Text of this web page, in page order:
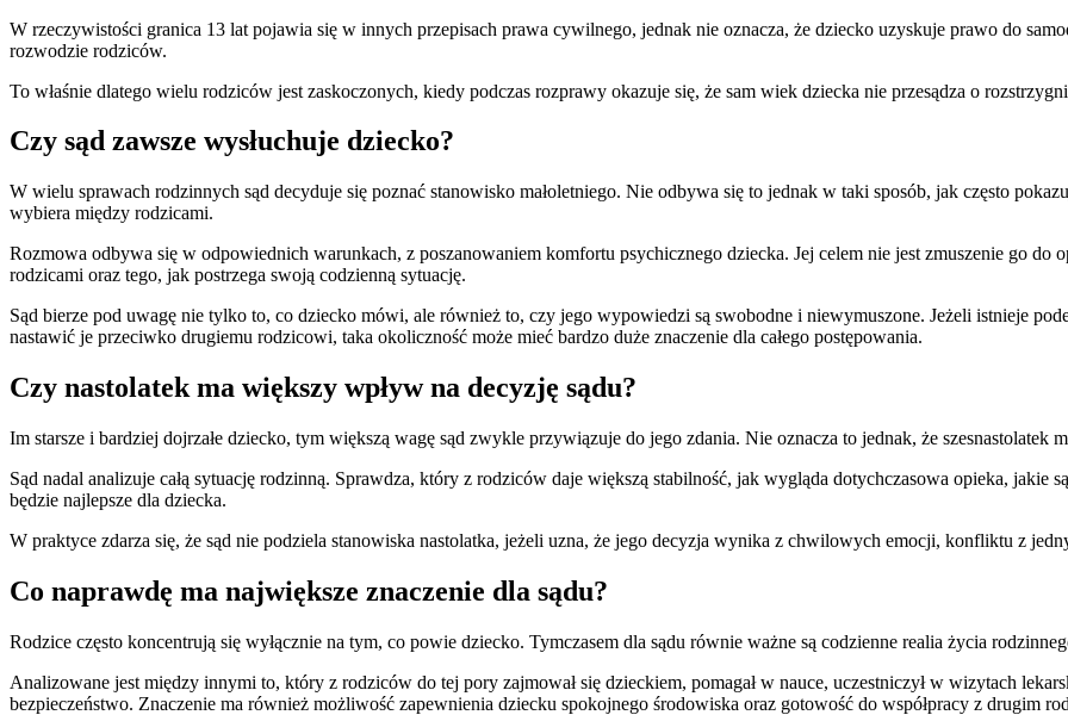
W rzeczywistości granica 13 lat pojawia się w innych przepisach prawa cywilnego, jednak nie oznacza, że dziecko uzyskuje prawo do
rozwodzie rodziców.
To właśnie dlatego wielu rodziców jest zaskoczonych, kiedy podczas rozprawy okazuje się, że sam wiek dziecka nie przesądza o
Czy sąd zawsze wysłuchuje dziecko?
W wielu sprawach rodzinnych sąd decyduje się poznać stanowisko małoletniego. Nie odbywa się to jednak w taki sposób, jak często
wybiera między rodzicami.
Rozmowa odbywa się w odpowiednich warunkach, z poszanowaniem komfortu psychicznego dziecka. Jej celem nie jest zmuszenie go do
rodzicami oraz tego, jak postrzega swoją codzienną sytuację.
Sąd bierze pod uwagę nie tylko to, co dziecko mówi, ale również to, czy jego wypowiedzi są swobodne i niewymuszone. Jeżeli istnieje
nastawić je przeciwko drugiemu rodzicowi, taka okoliczność może mieć bardzo duże znaczenie dla całego postępowania.
Czy nastolatek ma większy wpływ na decyzję sądu?
Im starsze i bardziej dojrzałe dziecko, tym większą wagę sąd zwykle przywiązuje do jego zdania. Nie oznacza to jednak, że szesnastolatek
Sąd nadal analizuje całą sytuację rodzinną. Sprawdza, który z rodziców daje większą stabilność, jak wygląda dotychczasowa opieka, jakie
będzie najlepsze dla dziecka.
W praktyce zdarza się, że sąd nie podziela stanowiska nastolatka, jeżeli uzna, że jego decyzja wynika z chwilowych emocji, konfliktu z
Co naprawdę ma największe znaczenie dla sądu?
Rodzice często koncentrują się wyłącznie na tym, co powie dziecko. Tymczasem dla sądu równie ważne są codzienne realia życia
Analizowane jest między innymi to, który z rodziców do tej pory zajmował się dzieckiem, pomagał w nauce, uczestniczył w wizytach
bezpieczeństwo. Znaczenie ma również możliwość zapewnienia dziecku spokojnego środowiska oraz gotowość do współpracy z drugim